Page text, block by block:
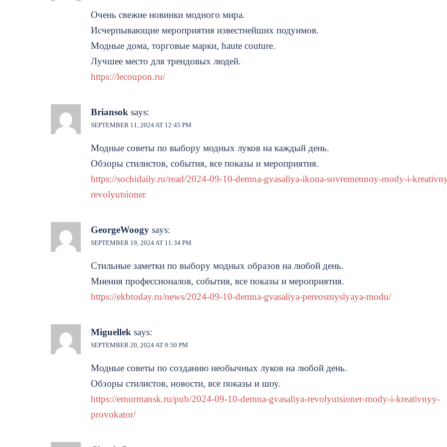
Очень свежие новинки модного мира.
Исчерпывающие мероприятия известнейших подуимов.
Модные дома, торговые марки, haute couture.
Лучшее место для трендовых людей.
https://lecoupon.ru/
Briansok says:
SEPTEMBER 11, 2024 AT 12:45 PM
Модные советы по выбору модных луков на каждый день.
Обзоры стилистов, события, все показы и мероприятия.
https://sochidaily.ru/read/2024-09-10-demna-gvasaliya-ikona-sovremennoy-mody-i-
revolyutsioner
GeorgeWoogy says:
SEPTEMBER 19, 2024 AT 11:34 PM
Стильные заметки по выбору модных образов на любой день.
Мнения профессионалов, события, все показы и мероприятия.
https://ekbtoday.ru/news/2024-09-10-demna-gvasaliya-pereosmyslyaya-modu/
Miguellek says:
SEPTEMBER 20, 2024 AT 9:50 PM
Модные советы по созданию необычных луков на любой день.
Обзоры стилистов, новости, все показы и шоу.
https://emurmansk.ru/pub/2024-09-10-demna-gvasaliya-revolyutsioner-mody-i-kreativnyy-
provokator/